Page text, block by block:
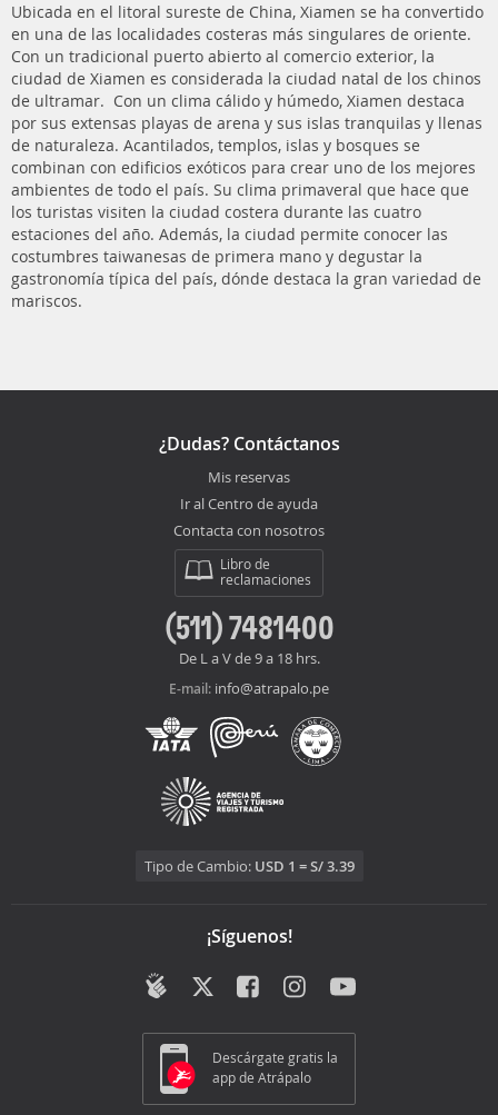
Ubicada en el litoral sureste de China, Xiamen se ha convertido
en una de las localidades costeras más singulares de oriente.
Con un tradicional puerto abierto al comercio exterior, la
ciudad de Xiamen es considerada la ciudad natal de los chinos
de ultramar. Con un clima cálido y húmedo, Xiamen destaca
por sus extensas playas de arena y sus islas tranquilas y llenas
de naturaleza. Acantilados, templos, islas y bosques se
combinan con edificios exóticos para crear uno de los mejores
ambientes de todo el país. Su clima primaveral que hace que
los turistas visiten la ciudad costera durante las cuatro
estaciones del año. Además, la ciudad permite conocer las
costumbres taiwanesas de primera mano y degustar la
gastronomía típica del país, dónde destaca la gran variedad de
mariscos.
¿Dudas? Contáctanos
Mis reservas
Ir al Centro de ayuda
Contacta con nosotros
Libro de
reclamaciones
(511) 7481400
De L a V de 9 a 18 hrs.
E-mail: info@atrapalo.pe
Tipo de Cambio: USD 1 = S/ 3.39
¡Síguenos!
Descárgate gratis la
app de Atrápalo